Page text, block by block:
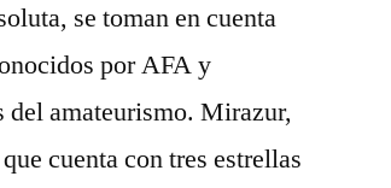
se toman en cuenta
por AFA y
del amateurismo. Mirazur,
cuenta con tres estrellas